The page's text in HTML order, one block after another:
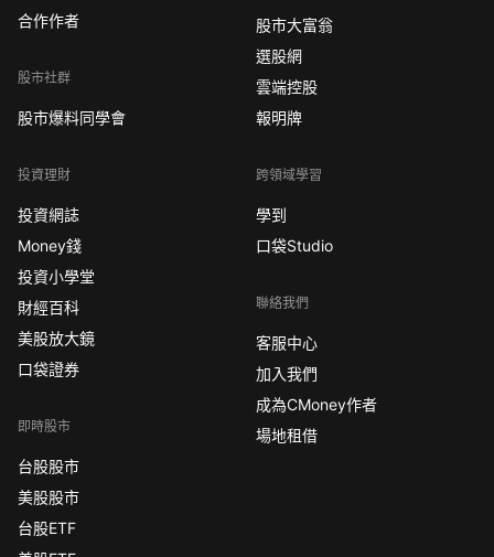
合作作者
股市社群
股市爆料同學會
投資理財
投資網誌
Money錢
投資小學堂
財經百科
美股放大鏡
口袋證券
即時股市
台股股市
美股股市
台股ETF
股市大富翁
選股網
雲端控股
報明牌
跨領域學習
學到
口袋Studio
聯絡我們
客服中心
加入我們
成為CMoney作者
場地租借